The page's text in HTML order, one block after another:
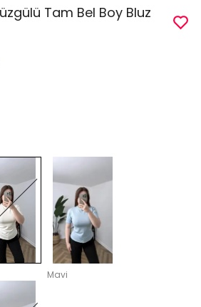
Tam Bel Boy Bluz
Mavi